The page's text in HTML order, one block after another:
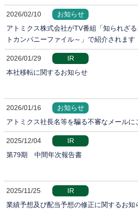
2026/02/10
お知らせ
アトミクス株式会社がTV番組「知られざ
トカンパニーファイル～」で紹介されます
2026/01/29
IR
本社移転に関するお知らせ
2026/01/16
お知らせ
アトミクス社長名等を騙る不審なメールに
2025/12/04
IR
第79期 中間年次報告書
2025/11/25
IR
業績予想及び配当予想の修正に関するお知